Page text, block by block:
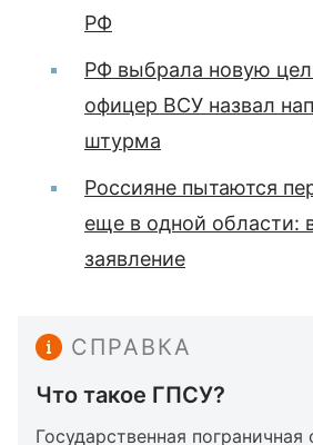
РФ
РФ выбрала новую
офицер ВСУ назвал
штурма
Россияне пытаются
еще в одной области:
заявление
СПРАВКА
Что такое ГПСУ?
Государственная